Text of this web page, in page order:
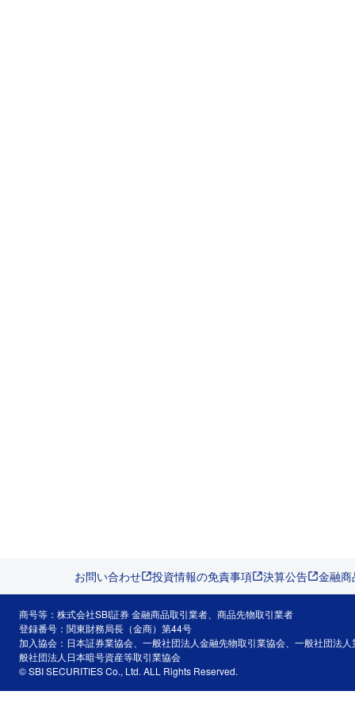
お問い合わせ 投資情報の免責事項 決算公告 金融
商号等：株式会社SBI証券 金融商品取引業者、商品先物取引業者
登録番号：関東財務局長（金商）第44号
加入協会：日本証券業協会、一般社団法人金融先物取引業協会、一般社団法
般社団法人日本暗号資産等取引業協会
© SBI SECURITIES Co., Ltd. ALL Rights Reserved.